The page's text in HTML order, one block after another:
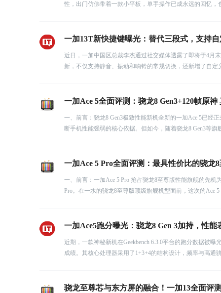
性，出门仿佛带着一款小平板，单手操作已成永远的回忆，
一加13T新快捷键曝光：替代三段式，支持
近日，一加中国区总裁李杰通过社交媒体透露了即将于4月
新，不仅支持静音、振动和响铃的常规切换，还新增了自
一加Ace 5全面评测：骁龙8 Gen3+120帧原
一、前言：骁龙8 Gen3极致性能新机全新的一加Ace 5已经
断手机性能强弱的核心依据。但如今，随着骁龙8 Gen3等旗
一加Ace 5 Pro全面评测：最具性价比的骁龙
一、前言：一加Ace 5 Pro 抢占骁龙8至尊版性能旗舰的先
Pro。在一水的骁龙8至尊版顶级旗舰机型面前，这次的Ace 5
一加Ace5跑分曝光：骁龙8 Gen 3加持，性能
近期，一款神秘新机在Geekbench 6.3.0平台的跑分数据被
成绩。其核心处理器采用了1+3+4的结构设计，频率与高通
骁龙至尊芯与东方屏的融合！一加13全面评